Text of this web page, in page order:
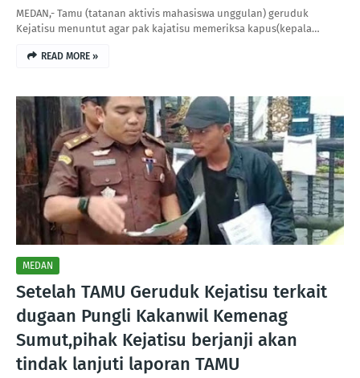
MEDAN,- Tamu (tatanan aktivis mahasiswa unggulan) geruduk
Kejatisu menuntut agar pak kajatisu memeriksa kapus(kepala…
READ MORE »
MEDAN
Setelah TAMU Geruduk Kejatisu terkait
dugaan Pungli Kakanwil Kemenag
Sumut,pihak Kejatisu berjanji akan
tindak lanjuti laporan TAMU